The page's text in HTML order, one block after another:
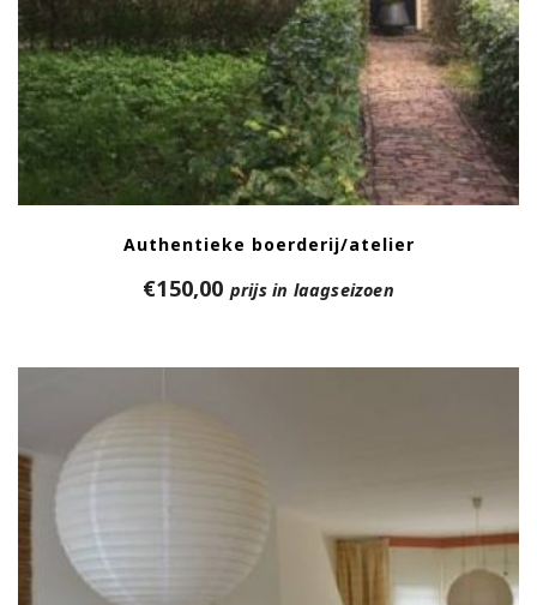
Authentieke boerderij/atelier
€150,00 prijs in laagseizoen